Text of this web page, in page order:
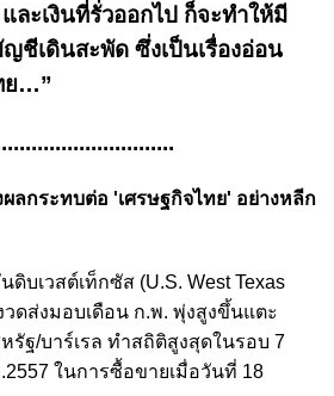
ละเงินที่รั่วออกไป ก็จะทำให้มี
ชีเดินสะพัด ซึ่งเป็นเรื่องอ่อน
ย…”
ลกระทบต่อ 'เศรษฐกิจไทย' อย่างหลีก
บเวสต์เท็กซัส (U.S. West Texas
วดส่งมอบเดือน ก.พ. พุ่งสูงขึ้นแตะ
รัฐ/บาร์เรล ทำสถิติสูงสุดในรอบ 7
ในการซื้อขายเมื่อวันที่ 18